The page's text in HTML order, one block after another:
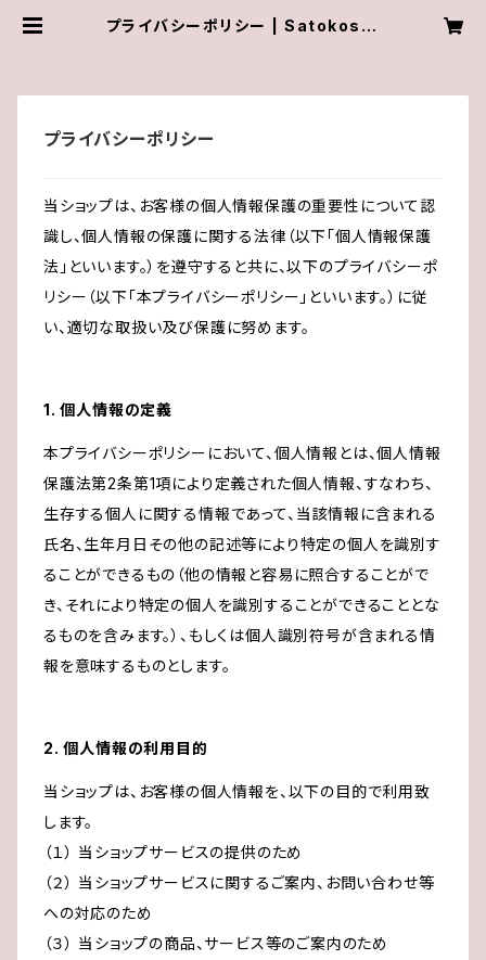
プライバシーポリシー | Satokostu
プライバシーポリシー
当ショップは、お客様の個人情報保護の重要性について認
識し、個人情報の保護に関する法律（以下「個人情報保護
法」といいます。）を遵守すると共に、以下のプライバシーポ
リシー（以下「本プライバシーポリシー」といいます。）に従
い、適切な取扱い及び保護に努めます。
1. 個人情報の定義
本プライバシーポリシーにおいて、個人情報とは、個人情報
保護法第2条第1項により定義された個人情報、すなわち、
生存する個人に関する情報であって、当該情報に含まれる
氏名、生年月日その他の記述等により特定の個人を識別す
ることができるもの（他の情報と容易に照合することがで
き、それにより特定の個人を識別することができることとな
るものを含みます。）、もしくは個人識別符号が含まれる情
報を意味するものとします。
2. 個人情報の利用目的
当ショップは、お客様の個人情報を、以下の目的で利用致
します。
（１） 当ショップサービスの提供のため
（２） 当ショップサービスに関するご案内、お問い合わせ等
への対応のため
（３） 当ショップの商品、サービス等のご案内のため